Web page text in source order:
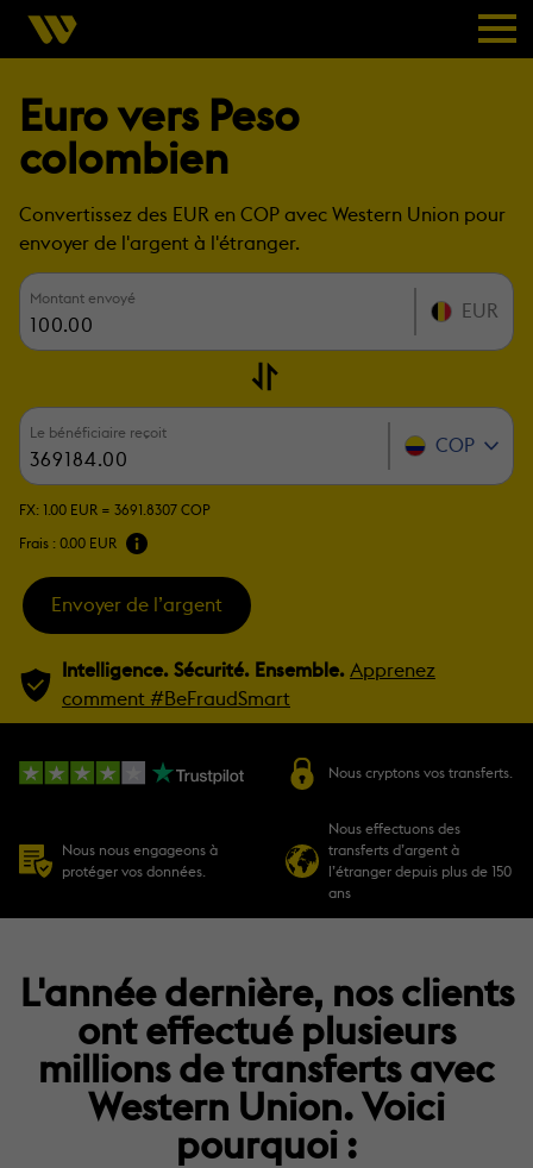
Euro vers Peso
colombien
Convertissez des EUR en COP avec Western Union pour
envoyer de l'argent à l'étranger.
Montant envoyé
EUR
Le bénéficiaire reçoit
COP
FX: 1.00 EUR = 3691.8307 COP
Frais : 0.00 EUR
Envoyer de l’argent
Intelligence. Sécurité. Ensemble. Apprenez
comment #BeFraudSmart
Nous cryptons vos transferts.
Nous nous engageons à
protéger vos données.
Nous effectuons des
transferts d’argent à
l’étranger depuis plus de 150
ans
L'année dernière, nos clients
ont effectué plusieurs
millions de transferts avec
Western Union. Voici
pourquoi :